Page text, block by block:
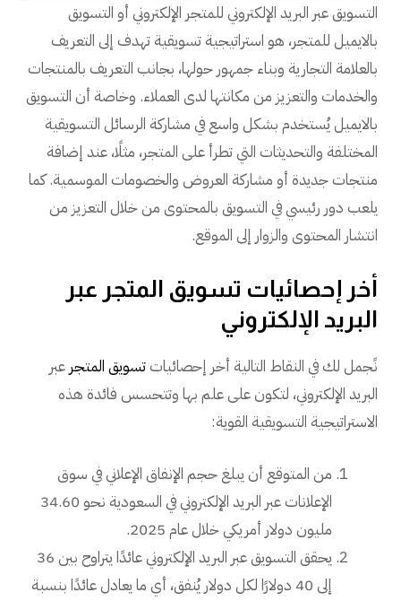
التسويق عبر البريد الإلكتروني للمتجر الإلكتروني أو التسويق
بالايميل للمتجر، هو استراتيجية تسويقية تهدف إلى التعريف
بالعلامة التجارية وبناء جمهور حولها، بجانب التعريف بالمنتجات
والخدمات والتعزيز من مكانتها لدى العملاء. وخاصة أن التسويق
بالايميل يُستخدم بشكل واسع في مشاركة الرسائل التسويقية
المختلفة والتحديثات التي تطرأ على المتجر، مثلًا، عند إضافة
منتجات جديدة أو مشاركة العروض والخصومات الموسمية. كما
يلعب دور رئيسي في التسويق بالمحتوى من خلال التعزيز من
انتشار المحتوى والزوار إلى الموقع.
أخر إحصائيات تسويق المتجر عبر
البريد الإلكتروني
نًجمل لك في النقاط التالية أخر إحصائياتتسويق المتجر عبر
البريد الإلكتروني، لتكون على علم بها وتتحسس فائدة هذه
الاستراتيجية التسويقية القوية:
من المتوقع أن يبلغ حجم الإنفاق الإعلاني في سوق
الإعلانات عبر البريد الإلكتروني في السعودية نحو 34.60
مليون دولار أمريكي خلال عام 2025.
يحقق التسويق عبر البريد الإلكتروني عائدًا يتراوح بين 36
إلى 40 دولارًا لكل دولار يُنفق، أي ما يعادل عائدًا بنسبة